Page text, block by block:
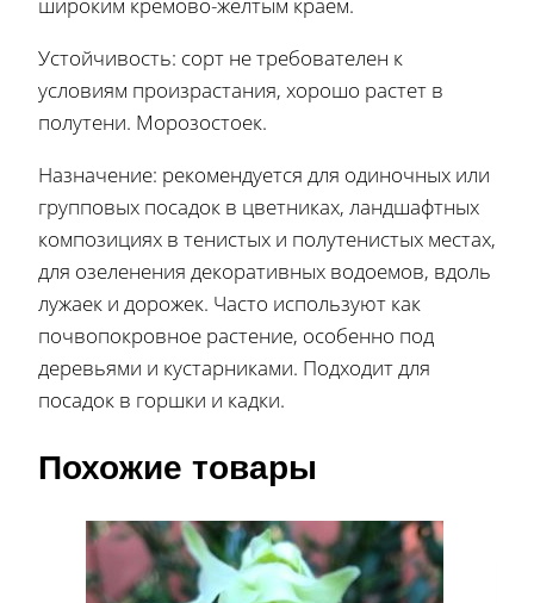
Устойчивость: сорт не требователен к
условиям произрастания, хорошо растет в
полутени. Морозостоек.
Назначение: рекомендуется для одиночных или
групповых посадок в цветниках, ландшафтных
композициях в тенистых и полутенистых местах,
для озеленения декоративных водоемов, вдоль
лужаек и дорожек. Часто используют как
почвопокровное растение, особенно под
деревьями и кустарниками. Подходит для
посадок в горшки и кадки.
Похожие товары